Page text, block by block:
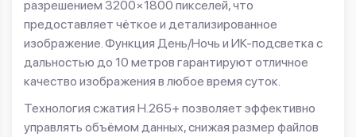
разрешением 3200×1800 пикселей, что
предоставляет чёткое и детализированное
изображение. Функция День/Ночь и ИК-подсветка с
дальностью до 10 метров гарантируют отличное
качество изображения в любое время суток.
Технология сжатия H.265+ позволяет эффективно
управлять объёмом данных, снижая размер файлов